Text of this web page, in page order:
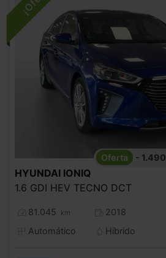
- 1.490
HYUNDAI IONIQ
1.6 GDI HEV TECNO DCT
81.045 km
2018
Automático
Híbrido